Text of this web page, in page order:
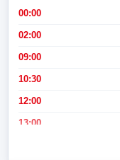
00:00
02:00
09:00
10:30
12:00
13:00